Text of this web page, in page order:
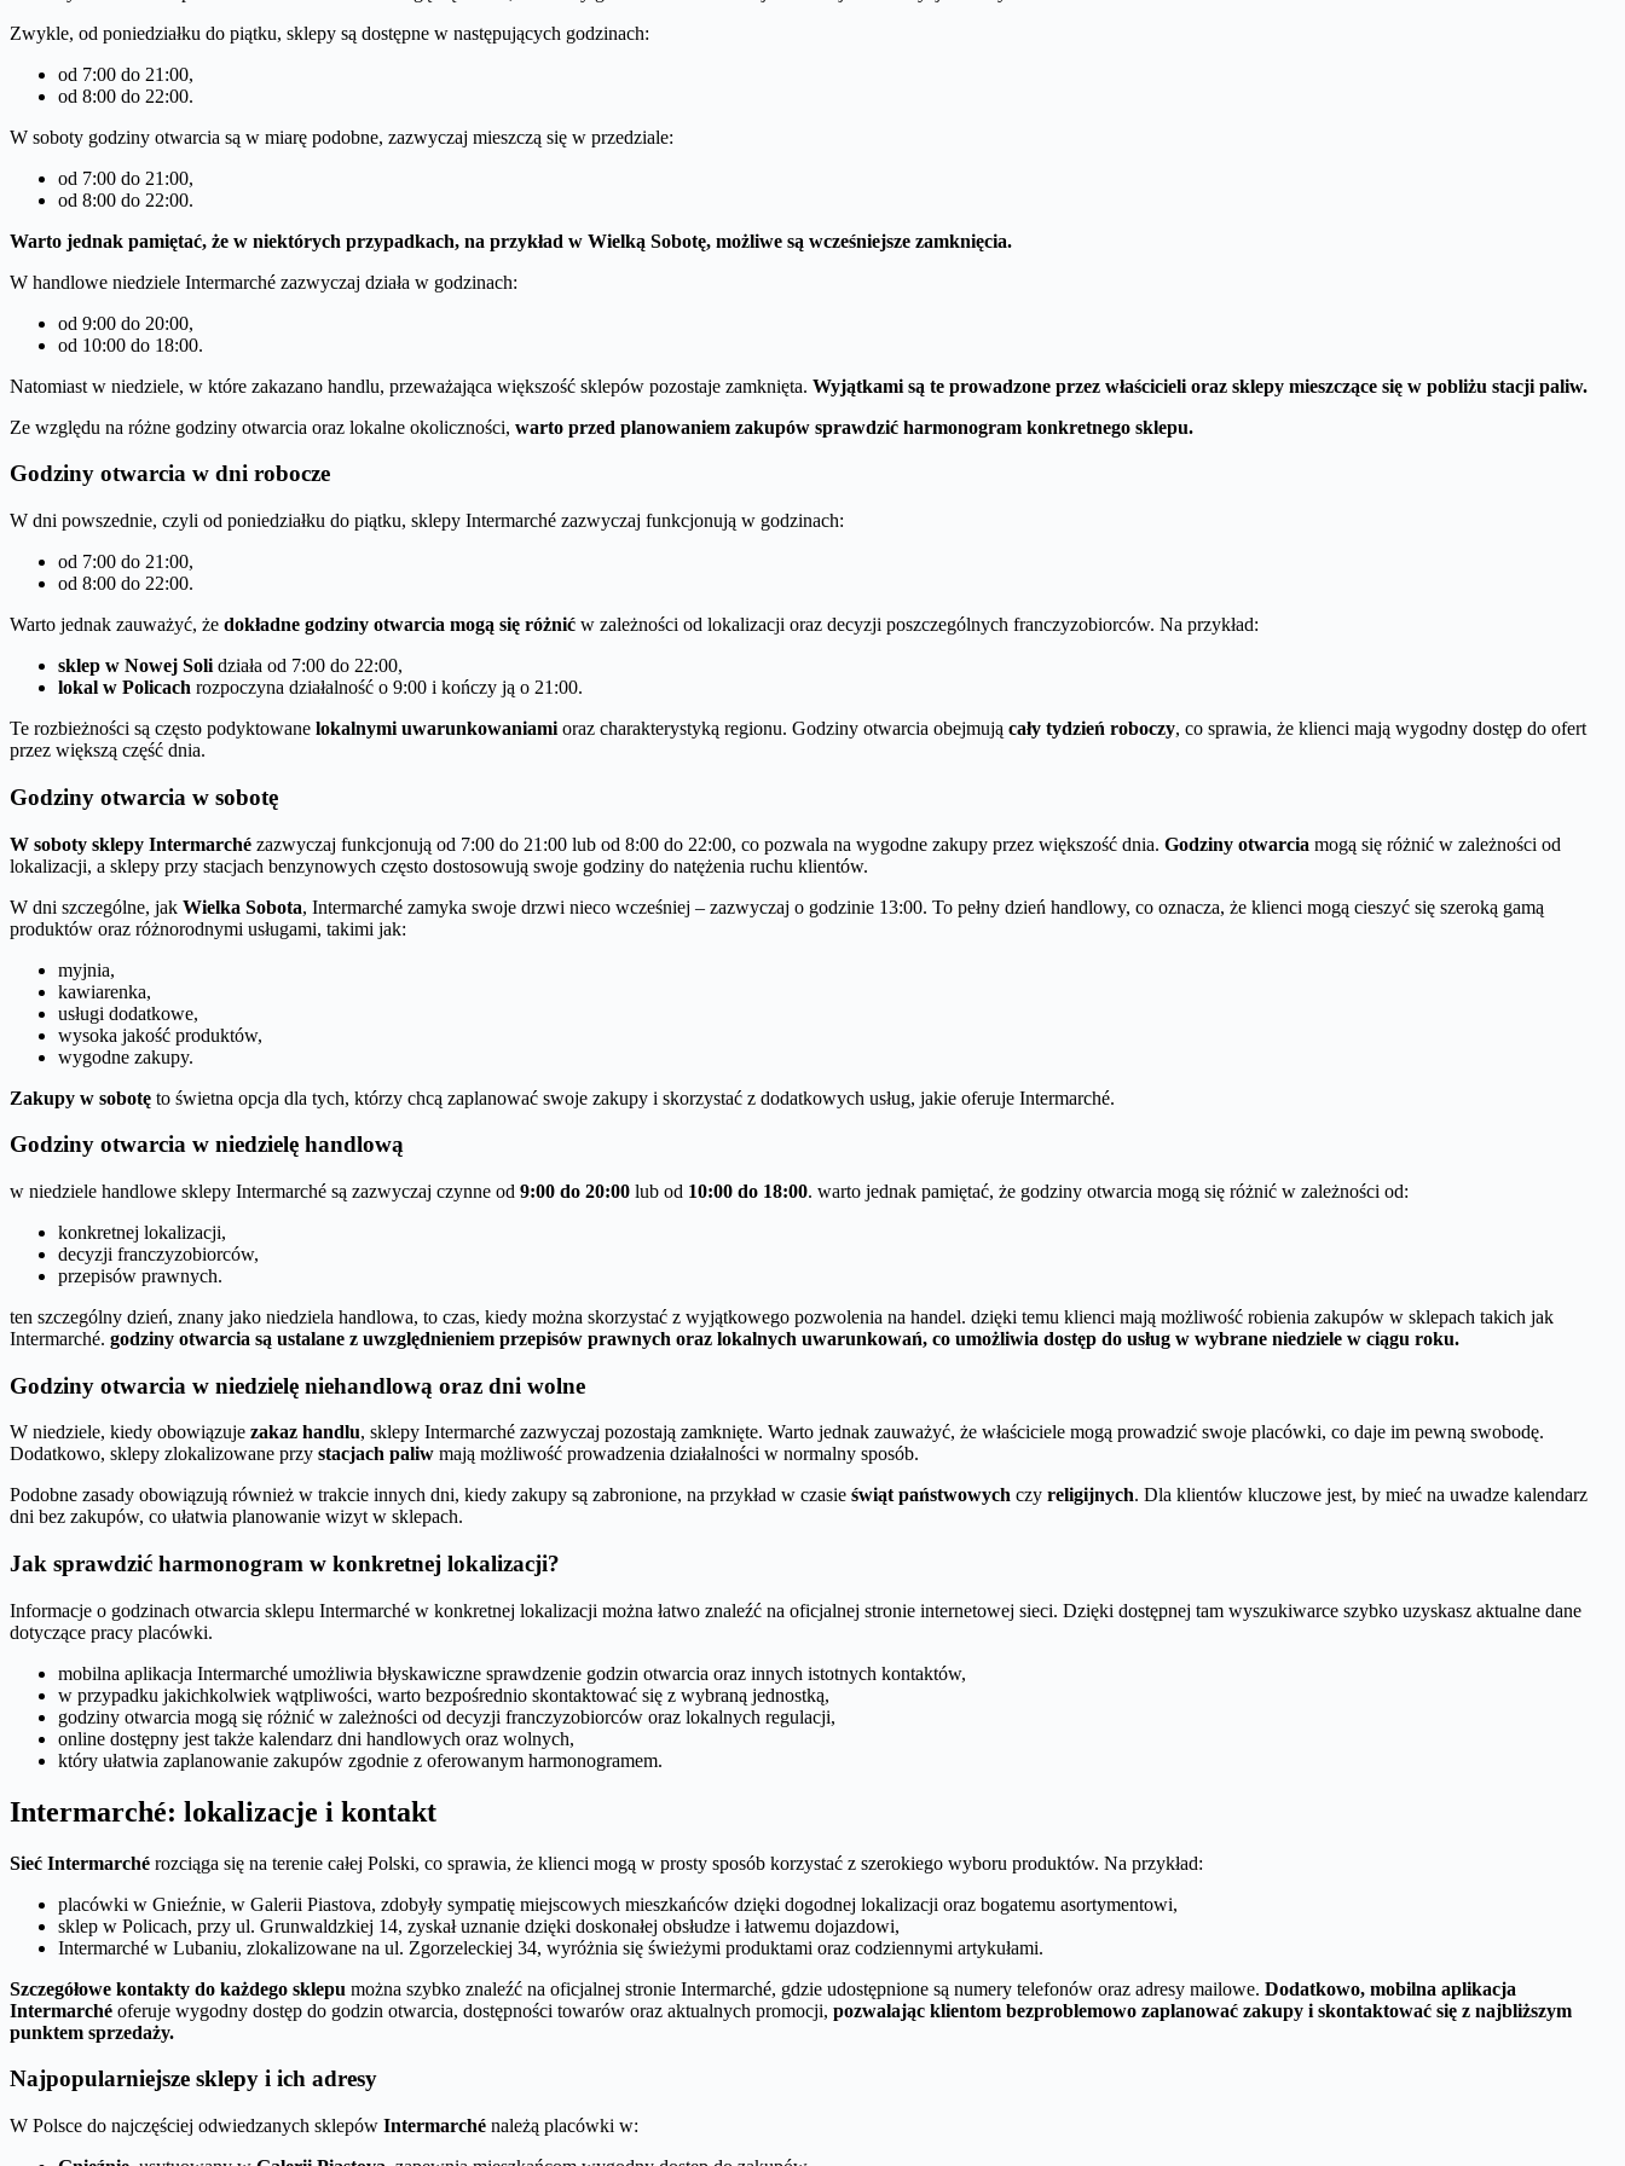
Zwykle, od poniedziałku do piątku, sklepy są dostępne w następujących godzinach:
od 7:00 do 21:00,
od 8:00 do 22:00.
W soboty godziny otwarcia są w miarę podobne, zazwyczaj mieszczą się w przedziale:
od 7:00 do 21:00,
od 8:00 do 22:00.
Warto jednak pamiętać, że w niektórych przypadkach, na przykład w Wielką Sobotę, możliwe są wcześniejsze zamknięcia.
W handlowe niedziele Intermarché zazwyczaj działa w godzinach:
od 9:00 do 20:00,
od 10:00 do 18:00.
Natomiast w niedziele, w które zakazano handlu, przeważająca większość sklepów pozostaje zamknięta. Wyjątkami są te prowadzone przez właścicieli oraz sklepy mieszczące się w pobliżu stacji paliw.
Ze względu na różne godziny otwarcia oraz lokalne okoliczności, warto przed planowaniem zakupów sprawdzić harmonogram konkretnego sklepu.
Godziny otwarcia w dni robocze
W dni powszednie, czyli od poniedziałku do piątku, sklepy Intermarché zazwyczaj funkcjonują w godzinach:
od 7:00 do 21:00,
od 8:00 do 22:00.
Warto jednak zauważyć, że dokładne godziny otwarcia mogą się różnić w zależności od lokalizacji oraz decyzji poszczególnych franczyzobiorców. Na przykład:
sklep w Nowej Soli działa od 7:00 do 22:00,
lokal w Policach rozpoczyna działalność o 9:00 i kończy ją o 21:00.
Te rozbieżności są często podyktowane lokalnymi uwarunkowaniami oraz charakterystyką regionu. Godziny otwarcia obejmują cały tydzień roboczy, co sprawia, że klienci mają wygodny dostęp do ofert
przez większą część dnia.
Godziny otwarcia w sobotę
W soboty sklepy Intermarché zazwyczaj funkcjonują od 7:00 do 21:00 lub od 8:00 do 22:00, co pozwala na wygodne zakupy przez większość dnia. Godziny otwarcia mogą się różnić w zależności od
lokalizacji, a sklepy przy stacjach benzynowych często dostosowują swoje godziny do natężenia ruchu klientów.
W dni szczególne, jak Wielka Sobota, Intermarché zamyka swoje drzwi nieco wcześniej – zazwyczaj o godzinie 13:00. To pełny dzień handlowy, co oznacza, że klienci mogą cieszyć się szeroką gamą
produktów oraz różnorodnymi usługami, takimi jak:
myjnia,
kawiarenka,
usługi dodatkowe,
wysoka jakość produktów,
wygodne zakupy.
Zakupy w sobotę to świetna opcja dla tych, którzy chcą zaplanować swoje zakupy i skorzystać z dodatkowych usług, jakie oferuje Intermarché.
Godziny otwarcia w niedzielę handlową
w niedziele handlowe sklepy Intermarché są zazwyczaj czynne od 9:00 do 20:00 lub od 10:00 do 18:00. warto jednak pamiętać, że godziny otwarcia mogą się różnić w zależności od:
konkretnej lokalizacji,
decyzji franczyzobiorców,
przepisów prawnych.
ten szczególny dzień, znany jako niedziela handlowa, to czas, kiedy można skorzystać z wyjątkowego pozwolenia na handel. dzięki temu klienci mają możliwość robienia zakupów w sklepach takich jak
Intermarché. godziny otwarcia są ustalane z uwzględnieniem przepisów prawnych oraz lokalnych uwarunkowań, co umożliwia dostęp do usług w wybrane niedziele w ciągu roku.
Godziny otwarcia w niedzielę niehandlową oraz dni wolne
W niedziele, kiedy obowiązuje zakaz handlu, sklepy Intermarché zazwyczaj pozostają zamknięte. Warto jednak zauważyć, że właściciele mogą prowadzić swoje placówki, co daje im pewną swobodę.
Dodatkowo, sklepy zlokalizowane przy stacjach paliw mają możliwość prowadzenia działalności w normalny sposób.
Podobne zasady obowiązują również w trakcie innych dni, kiedy zakupy są zabronione, na przykład w czasie świąt państwowych czy religijnych. Dla klientów kluczowe jest, by mieć na uwadze kalendarz
dni bez zakupów, co ułatwia planowanie wizyt w sklepach.
Jak sprawdzić harmonogram w konkretnej lokalizacji?
Informacje o godzinach otwarcia sklepu Intermarché w konkretnej lokalizacji można łatwo znaleźć na oficjalnej stronie internetowej sieci. Dzięki dostępnej tam wyszukiwarce szybko uzyskasz aktualne dane
dotyczące pracy placówki.
mobilna aplikacja Intermarché umożliwia błyskawiczne sprawdzenie godzin otwarcia oraz innych istotnych kontaktów,
w przypadku jakichkolwiek wątpliwości, warto bezpośrednio skontaktować się z wybraną jednostką,
godziny otwarcia mogą się różnić w zależności od decyzji franczyzobiorców oraz lokalnych regulacji,
online dostępny jest także kalendarz dni handlowych oraz wolnych,
który ułatwia zaplanowanie zakupów zgodnie z oferowanym harmonogramem.
Intermarché: lokalizacje i kontakt
Sieć Intermarché rozciąga się na terenie całej Polski, co sprawia, że klienci mogą w prosty sposób korzystać z szerokiego wyboru produktów. Na przykład:
placówki w Gnieźnie, w Galerii Piastova, zdobyły sympatię miejscowych mieszkańców dzięki dogodnej lokalizacji oraz bogatemu asortymentowi,
sklep w Policach, przy ul. Grunwaldzkiej 14, zyskał uznanie dzięki doskonałej obsłudze i łatwemu dojazdowi,
Intermarché w Lubaniu, zlokalizowane na ul. Zgorzeleckiej 34, wyróżnia się świeżymi produktami oraz codziennymi artykułami.
Szczegółowe kontakty do każdego sklepu można szybko znaleźć na oficjalnej stronie Intermarché, gdzie udostępnione są numery telefonów oraz adresy mailowe. Dodatkowo, mobilna aplikacja
Intermarché oferuje wygodny dostęp do godzin otwarcia, dostępności towarów oraz aktualnych promocji, pozwalając klientom bezproblemowo zaplanować zakupy i skontaktować się z najbliższym
punktem sprzedaży.
Najpopularniejsze sklepy i ich adresy
W Polsce do najczęściej odwiedzanych sklepów Intermarché należą placówki w: